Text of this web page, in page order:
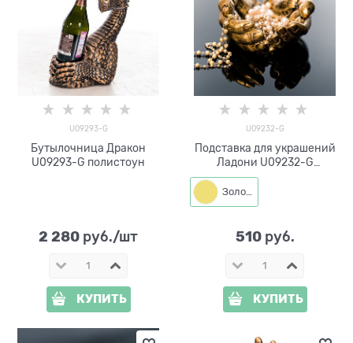
U09293-G
Бутылочница Дракон
U09293-G полистоун
2 280 руб./шт
КУПИТЬ
U09232-G
Подставка для украшений
Ладони U09232-G
полистоун цв.золотой
Золото
510 руб.
КУПИТЬ